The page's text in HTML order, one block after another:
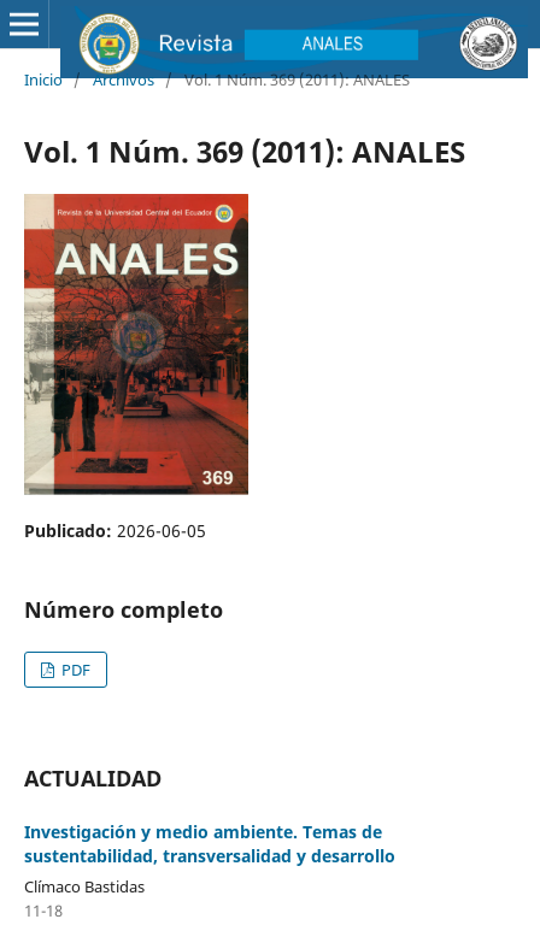
Inicio / Archivos / Vol. 1 Núm. 369 (2011): ANALES
Vol. 1 Núm. 369 (2011): ANALES
Publicado: 2026-06-05
Número completo
PDF
ACTUALIDAD
Investigación y medio ambiente. Temas de
sustentabilidad, transversalidad y desarrollo
Clímaco Bastidas
11-18